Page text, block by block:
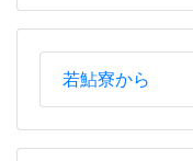
若鮎寮から